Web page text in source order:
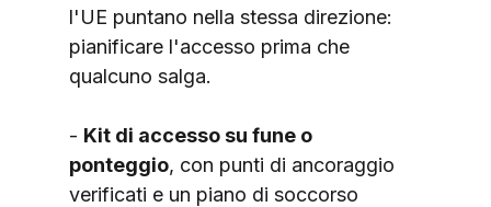
l'UE puntano nella stessa direzione:
pianificare l'accesso prima che
qualcuno salga.
- Kit di accesso su fune o
ponteggio, con punti di ancoraggio
verificati e un piano di soccorso